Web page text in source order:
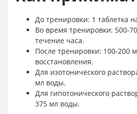
До тренировки: 1 таблетка
Во время тренировки: 500-
течение часа.
После тренировки: 100-200
восстановления.
Для изотонического
мл воды.
Для гипотонического
375 мл воды.